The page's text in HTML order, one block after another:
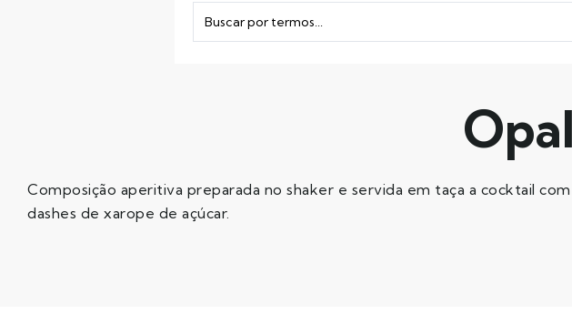
Opal
Composição aperitiva preparada no shaker e servida em taça a cocktail
dashes de xarope de açúcar.